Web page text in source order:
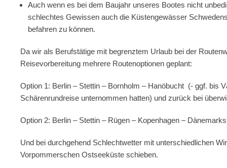
Auch wenn es bei dem Baujahr unseres Bootes nicht
schlechtes Gewissen auch die Küstengewässer
befahren zu können.
Da wir als Berufstätige mit begrenztem Urlaub bei der
Reisevorbereitung mehrere Routenoptionen geplant:
Option 1: Berlin – Stettin – Bornholm – Hanöbucht (- ggf. bis
Schärenrundreise unternommen hatten) und zurück bei
Option 2: Berlin – Stettin – Rügen – Kopenhagen –
Und bei durchgehend Schlechtwetter mit unterschiedlichen
Vorpommerschen Ostseeküste schieben.